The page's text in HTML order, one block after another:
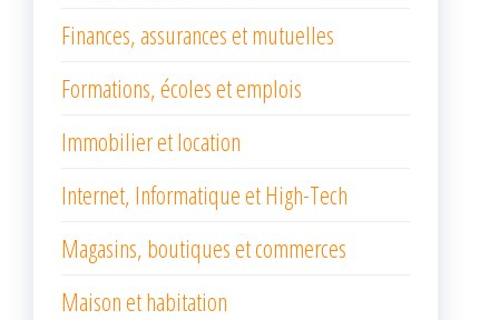
Finances, assurances et mutuelles
Formations, écoles et emplois
Immobilier et location
Internet, Informatique et High-Tech
Magasins, boutiques et commerces
Maison et habitation